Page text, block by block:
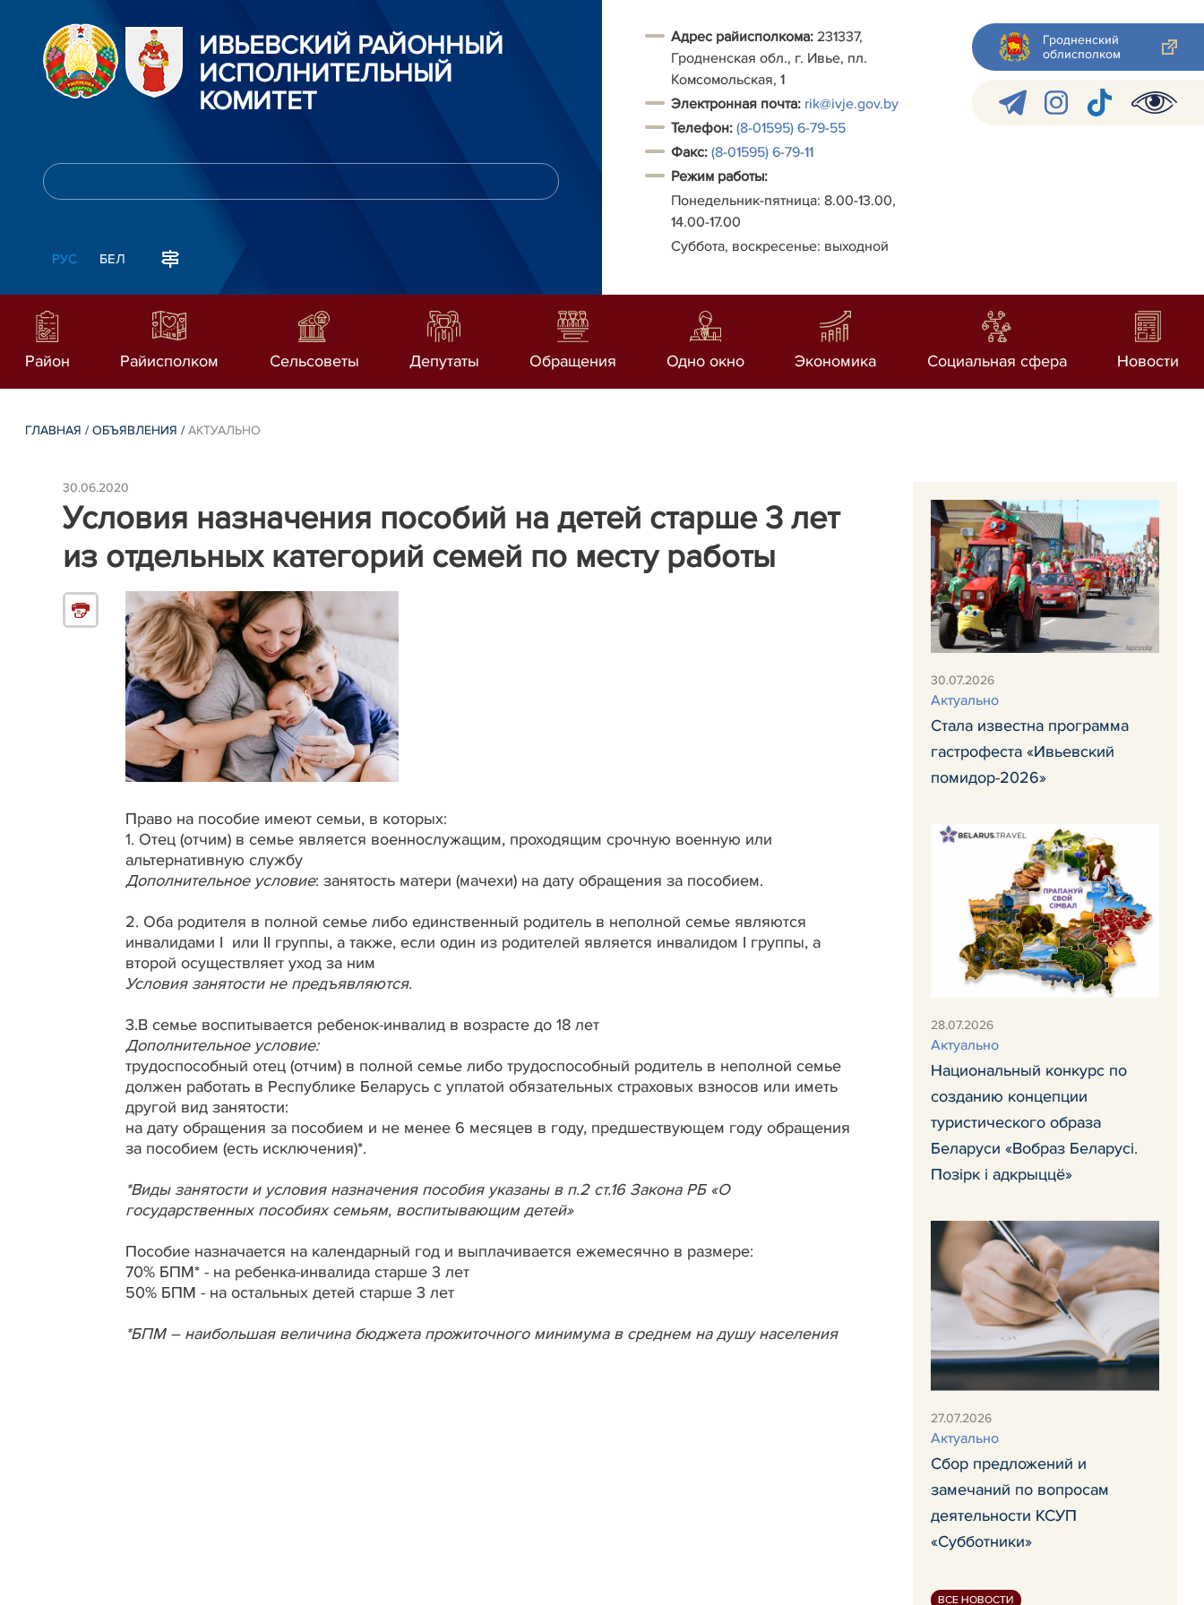
ИВЬЕВСКИЙ РАЙОННЫЙ
ИСПОЛНИТЕЛЬНЫЙ
КОМИТЕТ
РУС БЕЛ
Адрес райисполкома: 231337,
Гродненская обл., г. Ивье, пл.
Комсомольская, 1
Электронная почта: rik@ivje.gov.by
Телефон: (8-01595) 6-79-55
Факс: (8-01595) 6-79-11
Режим работы:
Понедельник-пятница: 8.00-13.00,
14.00-17.00
Суббота, воскресенье: выходной
Гродненский
облисполком
Район Райисполком Сельсоветы Депутаты Обращения Одно окно Экономика Социальная сфера Новости
ГЛАВНАЯ /ОБЪЯВЛЕНИЯ /АКТУАЛЬНО
30.06.2020
Условия назначения пособий на детей старше 3 лет
из отдельных категорий семей по месту работы
Право на пособие имеют семьи, в которых:
1. Отец (отчим) в семье является военнослужащим, проходящим срочную военную или
альтернативную службу
Дополнительное условие: занятость матери (мачехи) на дату обращения за пособием.
2. Оба родителя в полной семье либо единственный родитель в неполной семье являются
инвалидами I или II группы, а также, если один из родителей является инвалидом I группы, а
второй осуществляет уход за ним
Условия занятости не предъявляются.
3.В семье воспитывается ребенок-инвалид в возрасте до 18 лет
Дополнительное условие:
трудоспособный отец (отчим) в полной семье либо трудоспособный родитель в неполной семье
должен работать в Республике Беларусь с уплатой обязательных страховых взносов или иметь
другой вид занятости:
на дату обращения за пособием и не менее 6 месяцев в году, предшествующем году обращения
за пособием (есть исключения)*.
*Виды занятости и условия назначения пособия указаны в п.2 ст.16 Закона РБ «О
государственных пособиях семьям, воспитывающим детей»
Пособие назначается на календарный год и выплачивается ежемесячно в размере:
70% БПМ* - на ребенка-инвалида старше 3 лет
50% БПМ - на остальных детей старше 3 лет
*БПМ – наибольшая величина бюджета прожиточного минимума в среднем на душу населения
30.07.2026
Актуально
Стала известна программа
гастрофеста «Ивьевский
помидор-2026»
28.07.2026
Актуально
Национальный конкурс по
созданию концепции
туристического образа
Беларуси «Вобраз Беларусi.
Позiрк i адкрыццё»
27.07.2026
Актуально
Сбор предложений и
замечаний по вопросам
деятельности КСУП
«Субботники»
ВСЕ НОВОСТИ